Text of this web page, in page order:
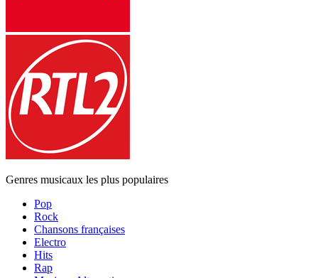
Genres musicaux les plus populaires
Pop
Rock
Chansons françaises
Electro
Hits
Rap